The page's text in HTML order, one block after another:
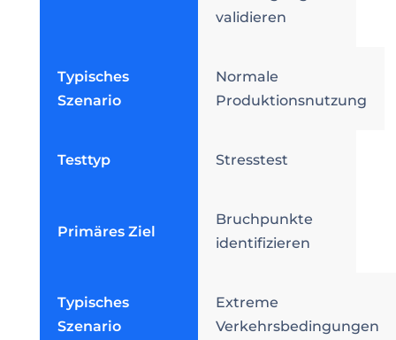
validieren
Typisches
Szenario
Normale
Produktionsnutzung
Testtyp Stresstest
Primäres Ziel
Bruchpunkte
identifizieren
Typisches
Szenario
Extreme
Verkehrsbedingungen